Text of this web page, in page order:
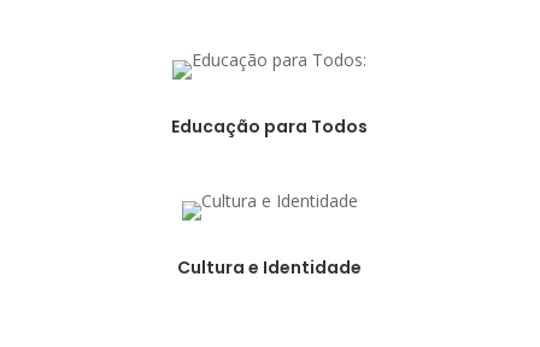
Educação para Todos
Cultura e Identidade